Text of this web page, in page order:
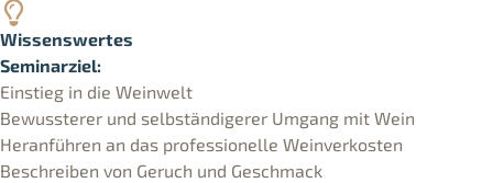
Wissenswertes
Seminarziel:
Einstieg in die Weinwelt
Bewussterer und selbständigerer Umgang mit Wein
Heranführen an das professionelle Weinverkosten
Beschreiben von Geruch und Geschmack